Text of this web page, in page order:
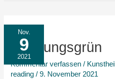
Nov.
9
2021
Hoffnungsgrün
Kommentar verfassen /
reading /9. November 2021
Hoffnungsgrün